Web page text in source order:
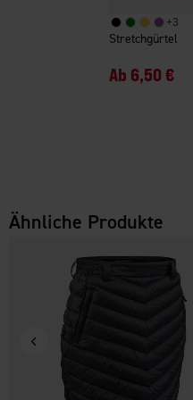
+3
Stretchgürtel
Ab 6,50 €
Ähnliche Produkte